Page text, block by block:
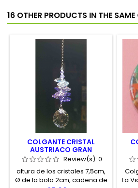
16 OTHER PRODUCTS IN THE
COLGANTE CRISTAL
AUSTRIACO GRAN
CALIDADReview(s): 0
altura de los cristales 7,5cm,
Ø de la bola 2cm, cadena de
La